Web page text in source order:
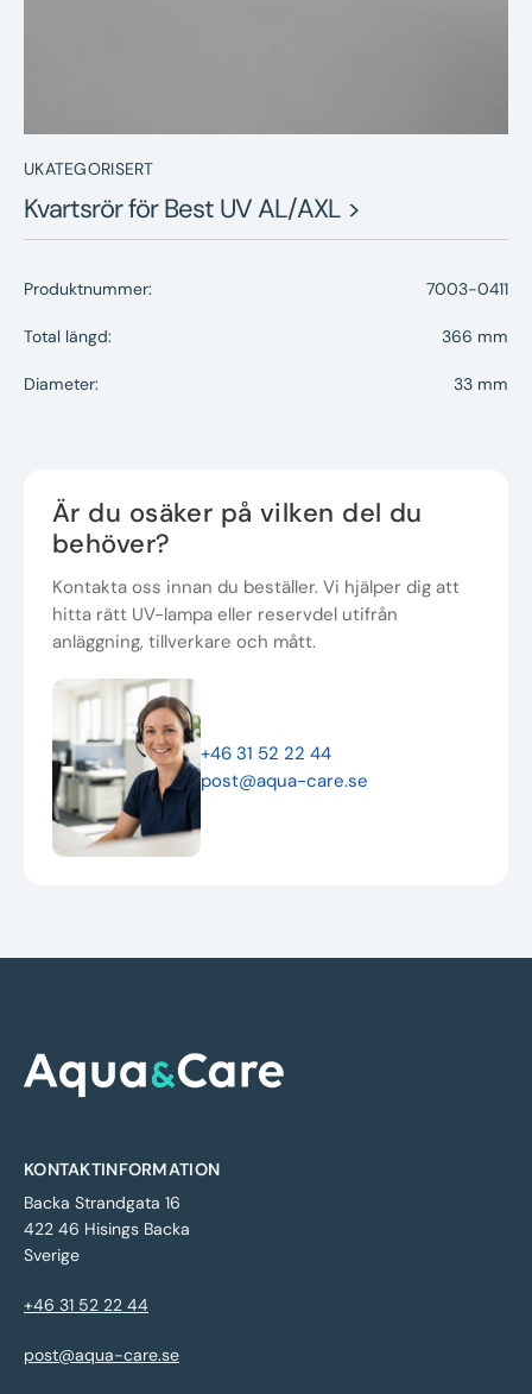
UKATEGORISERT
Kvartsrör för Best UV AL/AXL >
Produktnummer: 7003-0411
Total längd: 366 mm
Diameter: 33 mm
Är du osäker på vilken del du
behöver?
Kontakta oss innan du beställer. Vi hjälper dig att
hitta rätt UV-lampa eller reservdel utifrån
anläggning, tillverkare och mått.
+46 31 52 22 44
post@aqua-care.se
KONTAKTINFORMATION
Backa Strandgata 16
422 46 Hisings Backa
Sverige
+46 31 52 22 44
post@aqua-care.se